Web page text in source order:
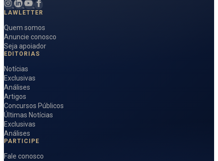
LAWLETTER
Quem somos
Anuncie conosco
Seja apoiador
EDITORIAS
Notícias
Exclusivas
Análises
Artigos
Concursos Públicos
Últimas Notícias
Exclusivas
Análises
PARTICIPE
Fale conosco